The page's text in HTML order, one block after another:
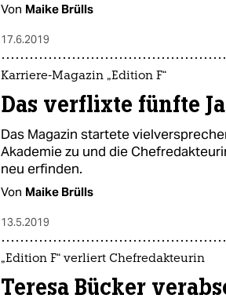
Von Maike Brülls
17.6.2019
Karriere-Magazin „Edition F“
Das verflixte fünfte
Das Magazin startete
Akademie zu und die
neu erfinden.
Von Maike Brülls
13.5.2019
„Edition F“ verliert Chefredakteurin
Teresa Bücker